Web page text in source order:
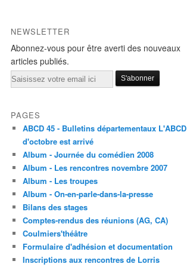
NEWSLETTER
Abonnez-vous pour être averti des nouveaux
articles publiés.
Email
PAGES
ABCD 45 - Bulletins départementaux L'ABCD
d'octobre est arrivé
Album - Journée du comédien 2008
Album - Les rencontres novembre 2007
Album - Les troupes
Album - On-en-parle-dans-la-presse
Bilans des stages
Comptes-rendus des réunions (AG, CA)
Coulmiers'théâtre
Formulaire d'adhésion et documentation
Inscriptions aux rencontres de Lorris